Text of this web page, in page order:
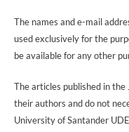
The names and e-mail
used exclusively for the
be available for any other
The articles published in
their authors and do not
University of Santander